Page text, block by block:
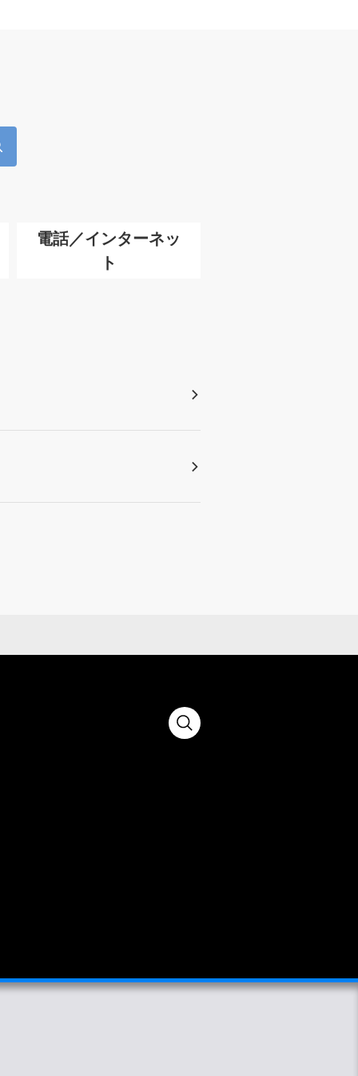
電話／インターネッ
ト